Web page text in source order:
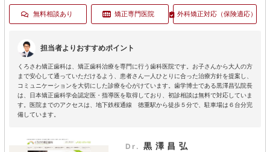
無料相談あり 矯正専門医院 外科矯正対応 （保険適応）
担当者よりおすすめポイント
くろさわ矯正歯科は、矯正歯科治療を専門に行う歯科医院です。お子さんから大人の方
まで安心して通っていただけるよう、患者さん一人ひとりに合った治療方針を提案し、
コミュニケーションを大切にした診療を心がけています。歯学博士である黒澤昌弘院長
は、日本矯正歯科学会認定医・指導医を取得しており、初診相談は無料で対応していま
す。医院までのアクセスは、地下鉄桜通線 徳重駅から徒歩５分で、駐車場は６台分完
備しています。
Dr. 黒澤昌弘